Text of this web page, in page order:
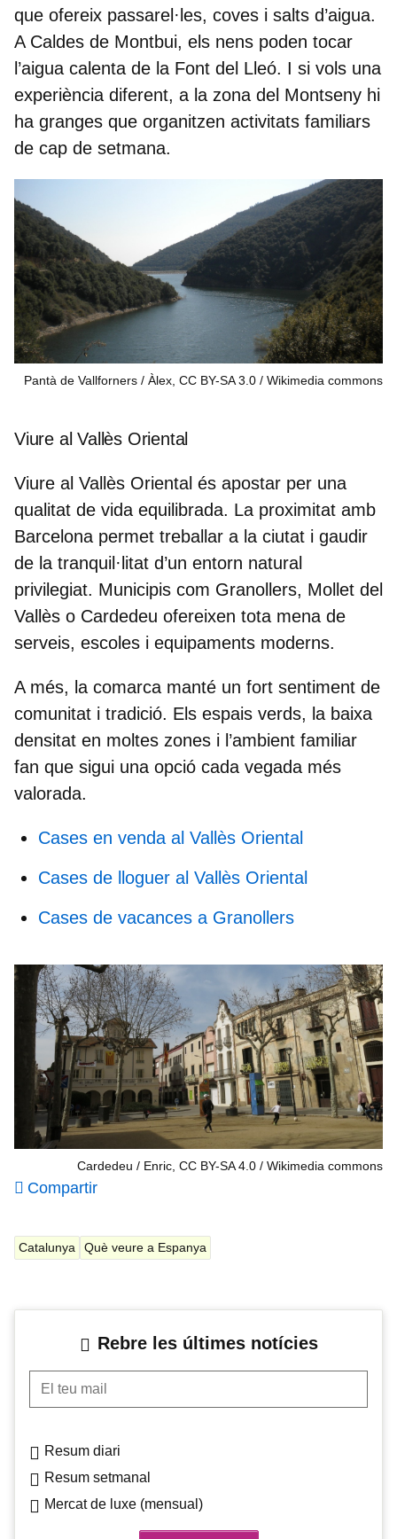
que ofereix passarel·les, coves i salts d’aigua.
A Caldes de Montbui, els nens poden tocar
l’aigua calenta de la Font del Lleó. I si vols una
experiència diferent, a la zona del Montseny hi
ha granges que organitzen activitats familiars
de cap de setmana.
Pantà de Vallforners / Àlex, CC BY-SA 3.0 Wikimedia commons
Viure al Vallès Oriental
Viure al Vallès Oriental és apostar per una
qualitat de vida equilibrada. La proximitat amb
Barcelona permet treballar a la ciutat i gaudir
de la tranquil·litat d’un entorn natural
privilegiat. Municipis com Granollers, Mollet del
Vallès o Cardedeu ofereixen tota mena de
serveis, escoles i equipaments moderns.
A més, la comarca manté un fort sentiment de
comunitat i tradició. Els espais verds, la baixa
densitat en moltes zones i l’ambient familiar
fan que sigui una opció cada vegada més
valorada.
Cases en venda al Vallès Oriental
Cases de lloguer al Vallès Oriental
Cases de vacances a Granollers
Cardedeu / Enric, CC BY-SA 4.0 Wikimedia commons
Compartir
Catalunya Què veure a Espanya
Rebre les últimes notícies
El teu mail
Resum diari
Resum setmanal
Mercat de luxe (mensual)